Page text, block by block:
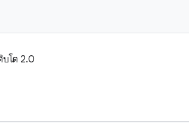
บโต 2.0